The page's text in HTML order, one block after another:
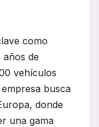
como
de
vehículos
busca
donde
una gama